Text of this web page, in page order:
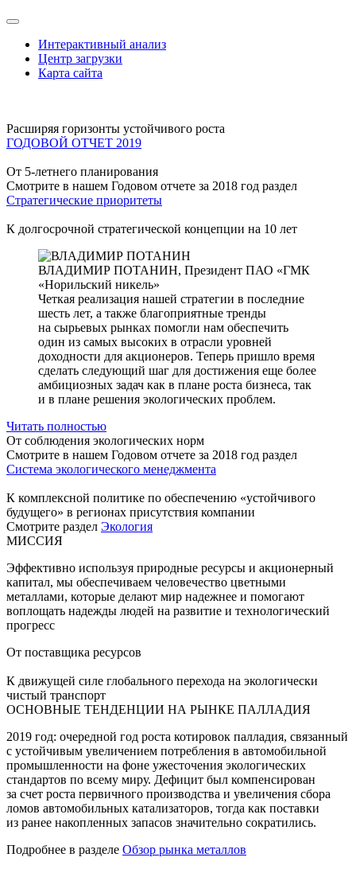
Интерактивный анализ
Центр загрузки
Карта сайта
Расширяя горизонты устойчивого роста
ГОДОВОЙ ОТЧЕТ 2019
От 5-летнего планирования
Смотрите в нашем Годовом отчете за 2018 год раздел
Стратегические приоритеты
К долгосрочной стратегической концепции на 10 лет
ВЛАДИМИР ПОТАНИН, Президент ПАО «ГМК
«Норильский никель»
Четкая реализация нашей стратегии в последние
шесть лет, а также благоприятные тренды
на сырьевых рынках помогли нам обеспечить
один из самых высоких в отрасли уровней
доходности для акционеров. Теперь пришло время
сделать следующий шаг для достижения еще более
амбициозных задач как в плане роста бизнеса, так
и в плане решения экологических проблем.
Читать полностью
От соблюдения экологических норм
Смотрите в нашем Годовом отчете за 2018 год раздел
Система экологического менеджмента
К комплексной политике по обеспечению «устойчивого
будущего» в регионах присутствия компании
Смотрите раздел Экология
МИССИЯ
Эффективно используя природные ресурсы и акционерный
капитал, мы обеспечиваем человечество цветными
металлами, которые делают мир надежнее и помогают
воплощать надежды людей на развитие и технологический
прогресс
От поставщика ресурсов
К движущей силе глобального перехода на экологически
чистый транспорт
ОСНОВНЫЕ ТЕНДЕНЦИИ НА РЫНКЕ ПАЛЛАДИЯ
2019 год: очередной год роста котировок палладия, связанный
с устойчивым увеличением потребления в автомобильной
промышленности на фоне ужесточения экологических
стандартов по всему миру. Дефицит был компенсирован
за счет роста первичного производства и увеличения сбора
ломов автомобильных катализаторов, тогда как поставки
из ранее накопленных запасов значительно сократились.
Подробнее в разделе Обзор рынка металлов